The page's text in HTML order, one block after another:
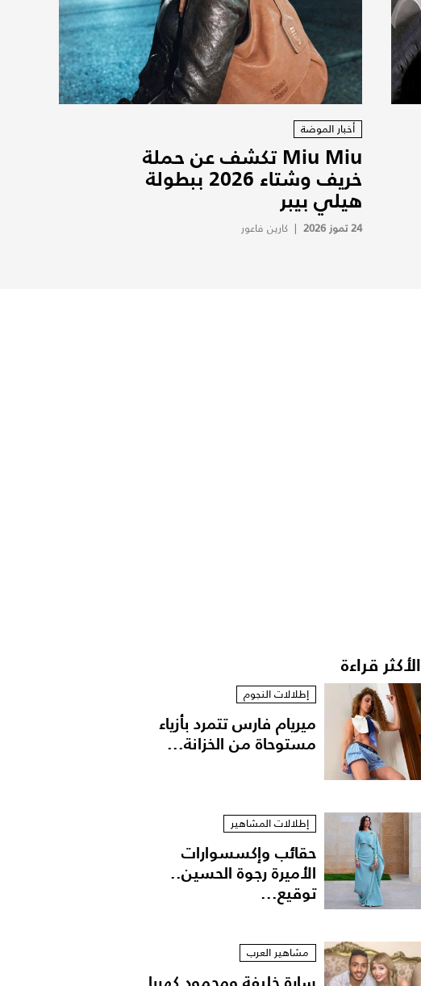
أخبار الموضة
Miu Miu تكشف عن حملة
خريف وشتاء 2026 ببطولة
هيلي بيبر
24 تموز 2026 |كارين فاعور
الأكثر قراءة
إطلالات النجوم
ميريام فارس تتمرد بأزياء
مستوحاة من الخزانة...
إطلالات المشاهير
حقائب وإكسسوارات
الأميرة رجوة الحسين..
توقيع...
مشاهير العرب